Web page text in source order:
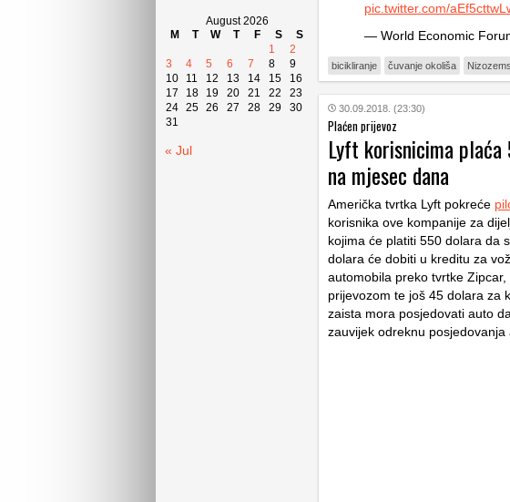
August 2026
M
T W T F S
S
1
2
3
4 5 6 7 8
9
10
11 12 13 14 15
16
17
18 19 20 21 22
23
24 25 26 27 28 29
30
31
« Jul
pic.twitter.com/
— World Economic
bicikliranje čuvanje okoliša
30.09.2018. (23:30)
Plaćen prijevoz
Lyft korisnicima plaća
na mjesec dana
Američka tvrtka Lyft pokreće
korisnika ove kompanije za
kojima će platiti 550 dolara da
dolara će dobiti u kreditu za
automobila preko tvrtke
prijevozom te još 45 dolara za
zaista mora posjedovati auto
zauvijek odreknu posjedovanja